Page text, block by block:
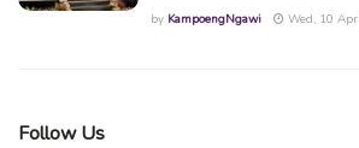
by KampoengNgawi Wed, 10
Follow Us